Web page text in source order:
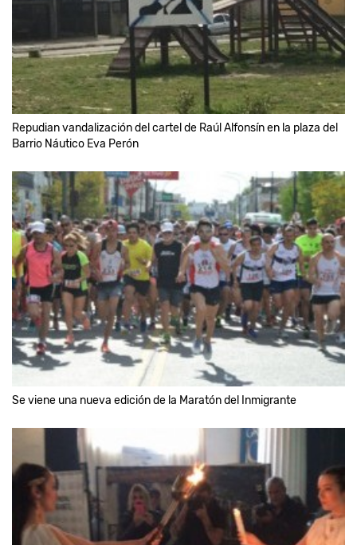
Repudian vandalización del cartel de Raúl Alfonsín en la plaza del
Barrio Náutico Eva Perón
Se viene una nueva edición de la Maratón del Inmigrante